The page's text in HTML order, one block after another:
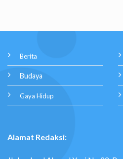
Berita
Budaya
Gaya Hidup
Alamat Redaksi: